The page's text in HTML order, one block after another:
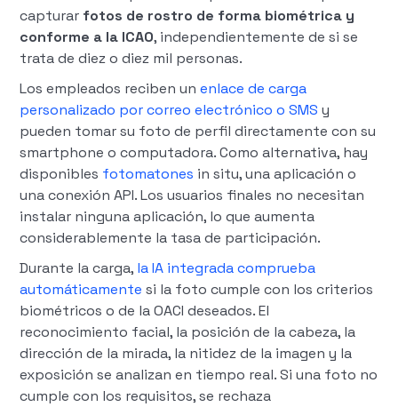
capturar fotos de rostro de forma biométrica y
conforme a la ICAO, independientemente de si se
trata de diez o diez mil personas.
Los empleados reciben unenlace de carga
personalizado por correo electrónico o SMS y
pueden tomar su foto de perfil directamente con su
smartphone o computadora. Como alternativa, hay
disponibles fotomatones in situ, una aplicación o
una conexión API. Los usuarios finales no necesitan
instalar ninguna aplicación, lo que aumenta
considerablemente la tasa de participación.
Durante la carga, la IA integrada comprueba
automáticamente si la foto cumple con los criterios
biométricos o de la OACI deseados. El
reconocimiento facial, la posición de la cabeza, la
dirección de la mirada, la nitidez de la imagen y la
exposición se analizan en tiempo real. Si una foto no
cumple con los requisitos, se rechaza